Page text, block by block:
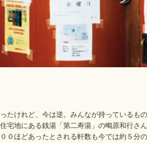
たけれど、今は逆。みんなが持っているも
宅地にある銭湯「第二寿湯」の鴫原和行さ
０ほどあったとされる軒数も今では約５分